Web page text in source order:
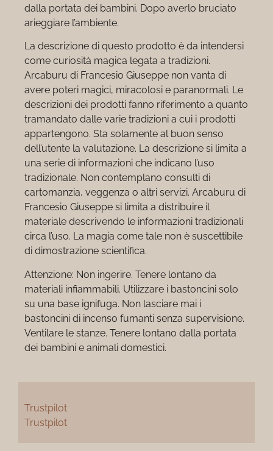
dalla portata dei bambini. Dopo averlo bruciato
arieggiare l’ambiente.
La descrizione di questo prodotto è da intendersi
come curiosità magica legata a tradizioni.
Arcaburu di Francesio Giuseppe non vanta di
avere poteri magici, miracolosi e paranormali. Le
descrizioni dei prodotti fanno riferimento a quanto
tramandato dalle varie tradizioni a cui i prodotti
appartengono. Sta solamente al buon senso
dell’utente la valutazione. La descrizione si limita a
una serie di informazioni che indicano l’uso
tradizionale. Non contemplano consulti di
cartomanzia, veggenza o altri servizi. Arcaburu di
Francesio Giuseppe si limita a distribuire il
materiale descrivendo le informazioni tradizionali
circa l’uso. La magia come tale non è suscettibile
di dimostrazione scientifica.
Attenzione: Non ingerire. Tenere lontano da
materiali infiammabili. Utilizzare i bastoncini solo
su una base ignifuga. Non lasciare mai i
bastoncini di incenso fumanti senza supervisione.
Ventilare le stanze. Tenere lontano dalla portata
dei bambini e animali domestici.
Trustpilot
Trustpilot